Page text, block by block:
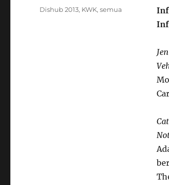
on
Categories
Dishub 2013, KWK,semua